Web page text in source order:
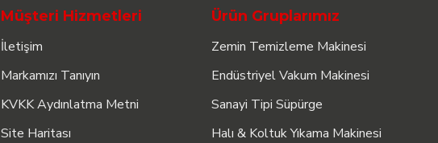
Müşteri Hizmetleri
İletişim
Markamızı Tanıyın
KVKK Aydınlatma Metni
Site Haritası
Ürün Gruplarımız
Zemin Temizleme Makinesi
Endüstriyel Vakum Makinesi
Sanayi Tipi Süpürge
Halı & Koltuk Yıkama Makinesi